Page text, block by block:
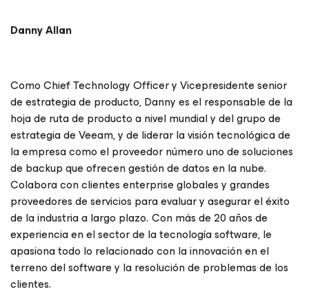
Danny Allan
Como Chief Technology Officer y Vicepresidente senior
de estrategia de producto, Danny es el responsable de la
hoja de ruta de producto a nivel mundial y del grupo de
estrategia de Veeam, y de liderar la visión tecnológica de
la empresa como el proveedor número uno de soluciones
de backup que ofrecen gestión de datos en la nube.
Colabora con clientes enterprise globales y grandes
proveedores de servicios para evaluar y asegurar el éxito
de la industria a largo plazo. Con más de 20 años de
experiencia en el sector de la tecnología software, le
apasiona todo lo relacionado con la innovación en el
terreno del software y la resolución de problemas de los
clientes.